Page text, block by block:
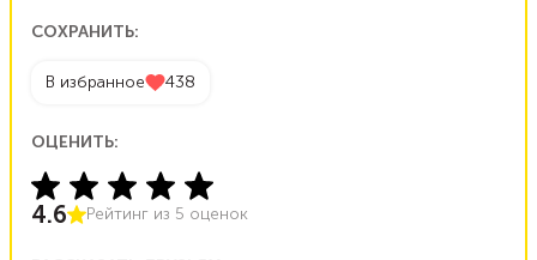
СОХРАНИТЬ:
В избранное 438
ОЦЕНИТЬ:
4.6 Рейтинг из 5 оценок